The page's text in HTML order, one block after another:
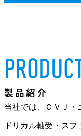
製品紹介
当社では、ＣＶＪ・
ドリカル軸受・ス